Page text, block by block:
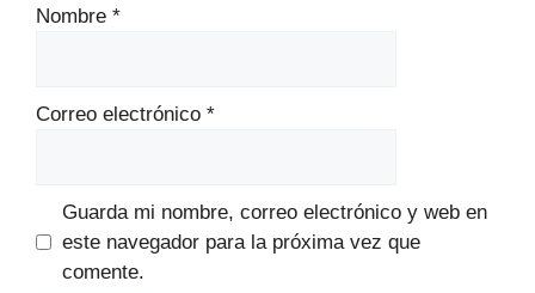
Nombre *
Correo electrónico *
Guarda mi nombre, correo electrónico y web en
este navegador para la próxima vez que
comente.